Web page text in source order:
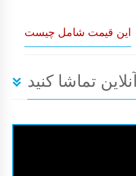
این قیمت شامل چیست
تماشا کنید